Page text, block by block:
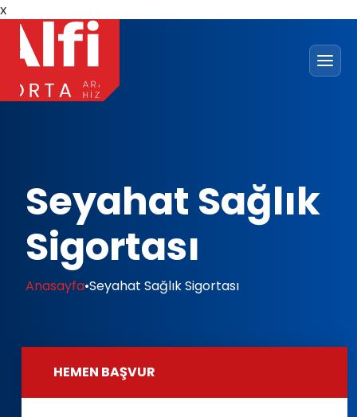
x
Seyahat Sağlık
Sigortası
Anasayfa•Seyahat Sağlık Sigortası
HEMEN BAŞVUR